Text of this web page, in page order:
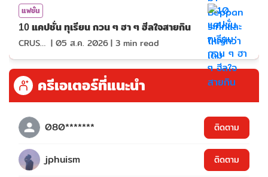
แฟชั่น
10 แคปชั่น ทุเรียน กวน ๆ ฮา ๆ ฮีลใจสายกิน
CRUSHที่แปลว่าแอบชอบ | 05 ส.ค. 2026| 3 min read
ครีเอเตอร์ที่แนะนำ
080******* ติดตาม
jphuism ติดตาม